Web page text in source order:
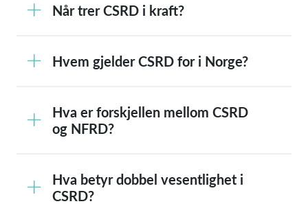
Når trer CSRD i kraft?
Hvem gjelder CSRD for i Norge?
Hva er forskjellen mellom CSRD
og NFRD?
Hva betyr dobbel vesentlighet i
CSRD?